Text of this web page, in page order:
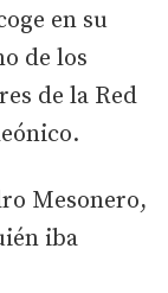
en su
de los
de la Red
Mesonero,
iba